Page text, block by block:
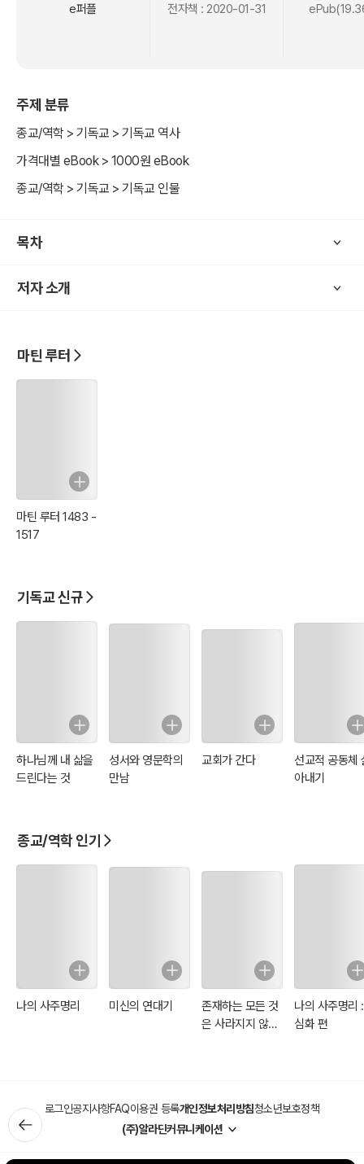
로 1863년과 1878년 사이에 프랑스어로 출판된 "칼뱅 시대의 유럽 종
으로 조명하였다.
비록 이 책은 16세기까지의 복음주의와 로마 교황제도의 투쟁을 서술
하지만, 그가 로마 교황제도와 로마 가톨릭 신앙을 분리해서 보고 있다
는 점에서 우리는 그의 시대를 앞선 지혜와 분별력을 엿볼 수 있다. 결
론적으로 그의 책은 "하나님께서 역사 속에 계신다(God is in Histor
e퍼플
전자책 : 2020-01-31
주제 분류
종교/역학 > 기독교 > 기독교 역사
가격대별 eBook > 1000원 eBook
종교/역학 > 기독교 > 기독교 인물
목차
저자 소개
마틴 루터
마틴 루터 1483 -
1517
기독교 신규
하나님께 내 삶을
드린다는 것
성서와 영문학의
만남
교회가 간다
선교적 공동체
아내기
종교/역학 인기
나의 사주명리 미신의 연대기
존재하는 모든 것
은 사라지지 않는
나의 사주명리 :
심화 편
로그인공지사항FAQ이용권 등록개인정보처리방침청소년보호정책
(주)알라딘커뮤니케이션